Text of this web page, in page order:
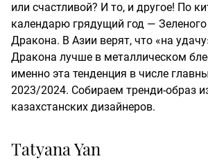
или счастливой? И то, и другое! По
календарю грядущий год —
Дракона. В Азии верят, что «на
Дракона лучше в металлическом
именно эта тенденция в числе
2023/2024. Собираем тренди-образ
казахстанских дизайнеров.
Tatyana Yan